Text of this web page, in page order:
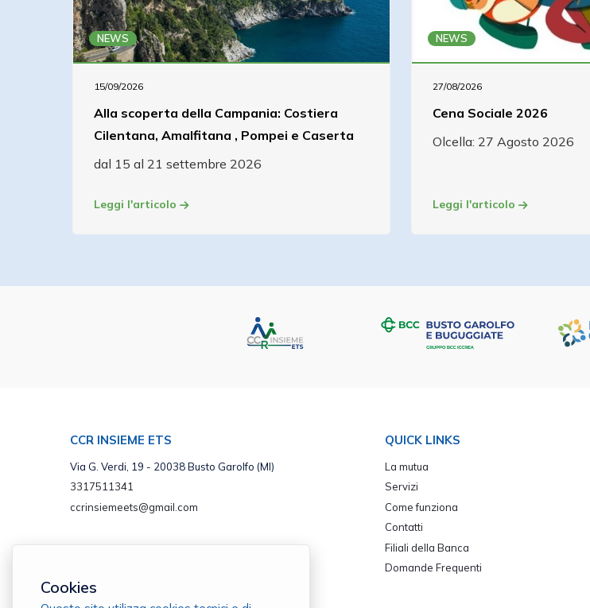
NEWS
15/09/2026
Alla scoperta della Campania: Costiera
Cilentana, Amalfitana , Pompei e Caserta
dal 15 al 21 settembre 2026
Leggi l'articolo
NEWS
27/08/2026
Cena Sociale 2026
Olcella: 27 Agosto 2026
Leggi l'articolo
CCR INSIEME ETS
Via G. Verdi, 19 - 20038 Busto Garolfo (MI)
3317511341
ccrinsiemeets@gmail.com
QUICK LINKS
La mutua
Servizi
Come funziona
Contatti
Filiali della Banca
Domande Frequenti
Cookies